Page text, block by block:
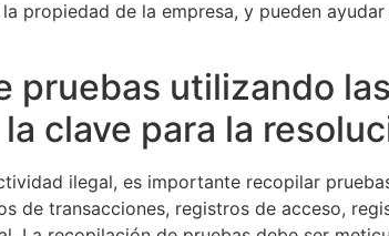
propiedad de la empresa, y pueden
pruebas utilizando
clave para la
ilegal, es importante recopilar
de transacciones, registros de acceso,